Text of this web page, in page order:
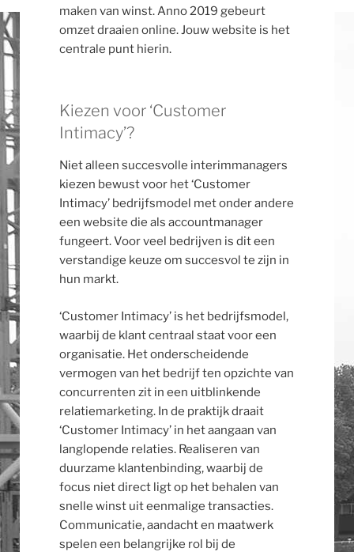
maken van winst. Anno 2019 gebeurt
omzet draaien online. Jouw website is het
centrale punt hierin.
Kiezen voor ‘Customer
Intimacy’?
Niet alleen succesvolle interimmanagers
kiezen bewust voor het ‘Customer
Intimacy’ bedrijfsmodel met onder andere
een website die als accountmanager
fungeert. Voor veel bedrijven is dit een
verstandige keuze om succesvol te zijn in
hun markt.
‘Customer Intimacy’ is het bedrijfsmodel,
waarbij de klant centraal staat voor een
organisatie. Het onderscheidende
vermogen van het bedrijf ten opzichte van
concurrenten zit in een uitblinkende
relatiemarketing. In de praktijk draait
‘Customer Intimacy’ in het aangaan van
langlopende relaties. Realiseren van
duurzame klantenbinding, waarbij de
focus niet direct ligt op het behalen van
snelle winst uit eenmalige transacties.
Communicatie, aandacht en maatwerk
spelen een belangrijke rol bij de